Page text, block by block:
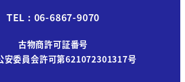
TEL : 06-6867-9070
古物商許可証番号
安委員会許可第621072301317号